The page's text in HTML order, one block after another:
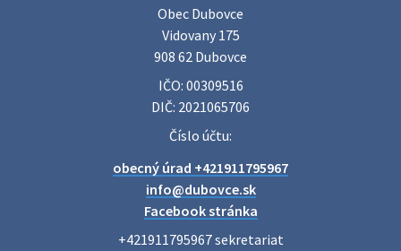
srdečne pozýva svoje členky, ich rodinných príslušníkov aj
priateľov na jednodňový zájazd na termálne kúpalisko
Poradne komplexnej pomoci
diskrétne komplexné odborné poradenstvo. Tím
odborníkov Vám pomôžte nájsť riešenie v piatich kľúčových
oblastiach: právo rodina a v…
Obec Dubovce
Vidovany 175
908 62 Dubovce
IČO: 00309516
DIČ: 2021065706
Číslo účtu:
obecný úrad +421911795967
info@dubovce.sk
Facebook stránka
+421911795967 sekretariat